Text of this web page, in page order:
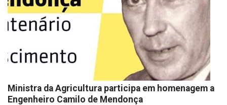
Ministra da Agricultura participa em homenagem a
Engenheiro Camilo de Mendonça